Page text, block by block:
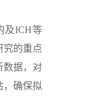
及ICH等
究的重点
数据，对
，确保拟